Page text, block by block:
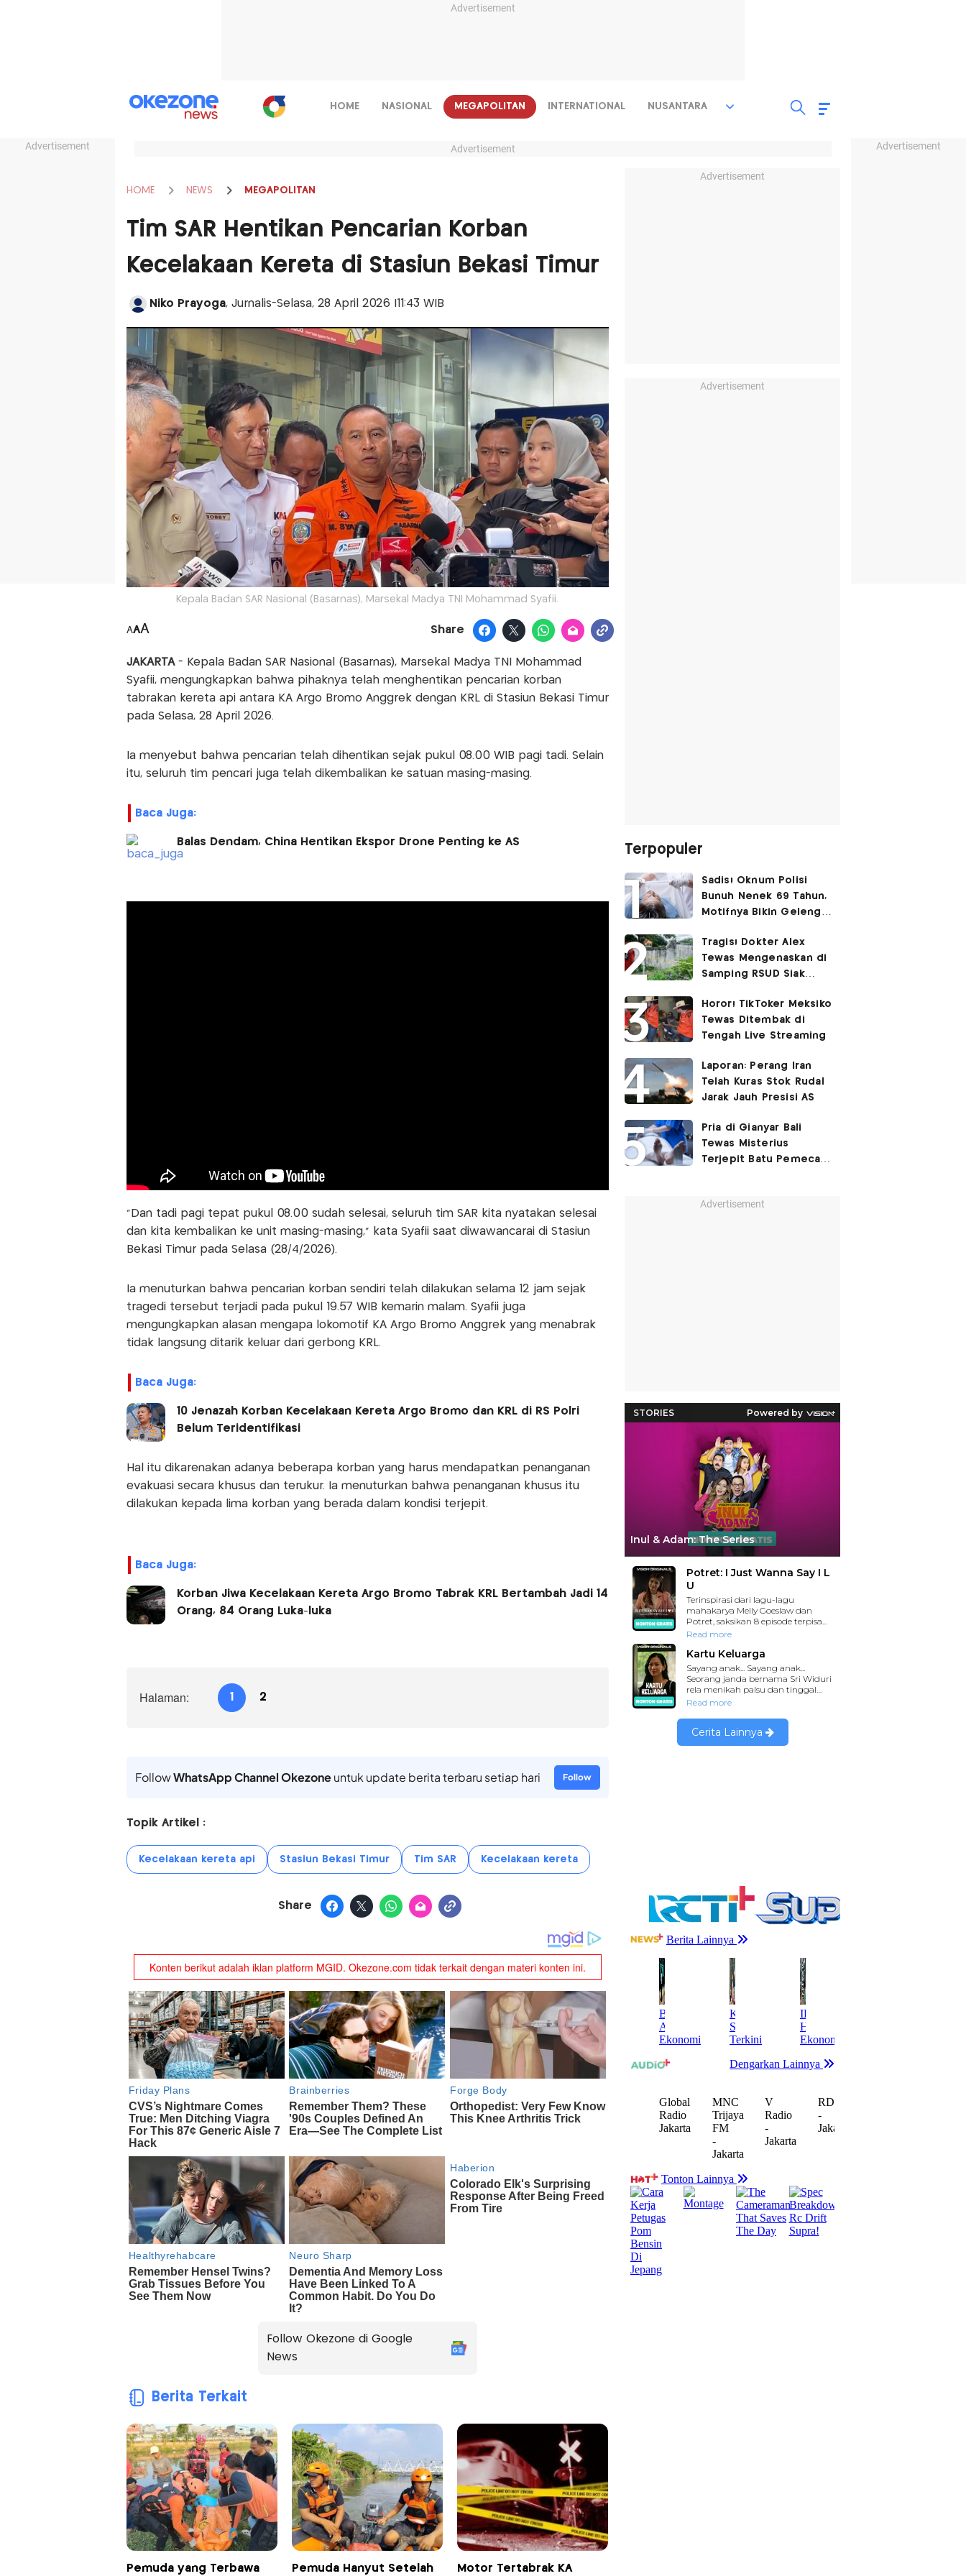
Advertisement
Advertisement Advertisement
HOME NASIONAL MEGAPOLITAN INTERNATIONAL NUSANTARA
Advertisement
HOME NEWS MEGAPOLITAN
Tim SAR Hentikan Pencarian Korban
Kecelakaan Kereta di Stasiun Bekasi Timur
Niko Prayoga, Jurnalis-Selasa, 28 April 2026 |11:43 WIB
Kepala Badan SAR Nasional (Basarnas), Marsekal Madya TNI Mohammad Syafii.
AAA Share
JAKARTA - Kepala Badan SAR Nasional (Basarnas), Marsekal Madya TNI Mohammad
Syafii, mengungkapkan bahwa pihaknya telah menghentikan pencarian korban
tabrakan kereta api antara KA Argo Bromo Anggrek dengan KRL di Stasiun Bekasi Timur
pada Selasa, 28 April 2026.
Ia menyebut bahwa pencarian telah dihentikan sejak pukul 08.00 WIB pagi tadi. Selain
itu, seluruh tim pencari juga telah dikembalikan ke satuan masing-masing.
Baca Juga:
Balas Dendam, China Hentikan Ekspor Drone Penting ke AS
“Dan tadi pagi tepat pukul 08.00 sudah selesai, seluruh tim SAR kita nyatakan selesai
dan kita kembalikan ke unit masing-masing,” kata Syafii saat diwawancarai di Stasiun
Bekasi Timur pada Selasa (28/4/2026).
Ia menuturkan bahwa pencarian korban sendiri telah dilakukan selama 12 jam sejak
tragedi tersebut terjadi pada pukul 19.57 WIB kemarin malam. Syafii juga
mengungkapkan alasan mengapa lokomotif KA Argo Bromo Anggrek yang menabrak
tidak langsung ditarik keluar dari gerbong KRL.
Baca Juga:
10 Jenazah Korban Kecelakaan Kereta Argo Bromo dan KRL di RS Polri
Belum Teridentifikasi
Hal itu dikarenakan adanya beberapa korban yang harus mendapatkan penanganan
evakuasi secara khusus dan terukur. Ia menuturkan bahwa penanganan khusus itu
dilakukan kepada lima korban yang berada dalam kondisi terjepit.
Baca Juga:
Korban Jiwa Kecelakaan Kereta Argo Bromo Tabrak KRL Bertambah Jadi 14
Orang, 84 Orang Luka-luka
Halaman: 1 2
FollowWhatsApp Channel Okezoneuntuk update berita terbaru setiap hari Follow
Topik Artikel :
Kecelakaan kereta api Stasiun Bekasi Timur Tim SAR Kecelakaan kereta
Share
Follow Okezone di Google
News
Berita Terkait
Pemuda yang Terbawa Pemuda Hanyut Setelah Motor Tertabrak KA
Advertisement
Advertisement
Terpopuler
Sadis! Oknum Polisi
Bunuh Nenek 69 Tahun,
Motifnya Bikin Geleng
Tragis! Dokter Alex
Tewas Mengenaskan di
Samping RSUD Siak
Rocuronium
Horor! TikToker Meksiko
Tewas Ditembak di
Tengah Live Streaming
Laporan: Perang Iran
Telah Kuras Stok Rudal
Jarak Jauh Presisi AS
Pria di Gianyar Bali
Tewas Misterius
Terjepit Batu Pemecah
Advertisement